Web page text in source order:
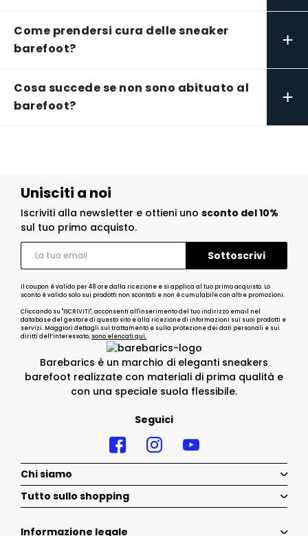
Come prendersi cura delle sneaker
barefoot?
+
Cosa succede se non sono abituato al
barefoot?
+
Barebarics è un marchio di eleganti sneakers
barefoot realizzate con materiali di prima qualità e
con una speciale suola flessibile.
Seguici
Unisciti a noi
Iscriviti alla newsletter e ottieni uno sconto del 10%
sul tuo primo acquisto.
Il coupon è valido per 48 ore dalla ricezione e si applica al tuo primo acquisto. Lo
sconto è valido solo sui prodotti non scontati e non è cumulabile con altre promozioni.
Cliccando su "ISCRIVITI", acconsenti all'inserimento del tuo indirizzo email nel
database del gestore di questo sito e alla ricezione di informazioni sui suoi prodotti e
servizi. Maggiori dettagli sul trattamento e sulla protezione dei dati personali e sui
diritti dell’interessato, sono elencati qui.
Chi siamo
Tutto sullo shopping
Informazione legale